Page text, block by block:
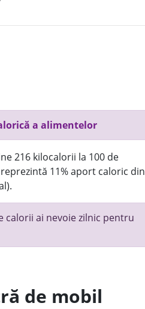
a alimentelor
216 kilocalorii la 100 de
11% aport caloric din
calorii ai nevoie zilnic pentru
de mobil